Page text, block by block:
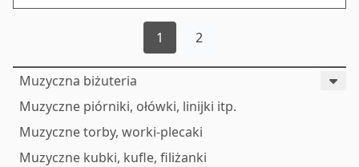
Muzyczna biżuteria
Muzyczne piórniki, ołówki, linijki itp.
Muzyczne torby, worki-plecaki
Muzyczne kubki, kufle, filiżanki
1 2